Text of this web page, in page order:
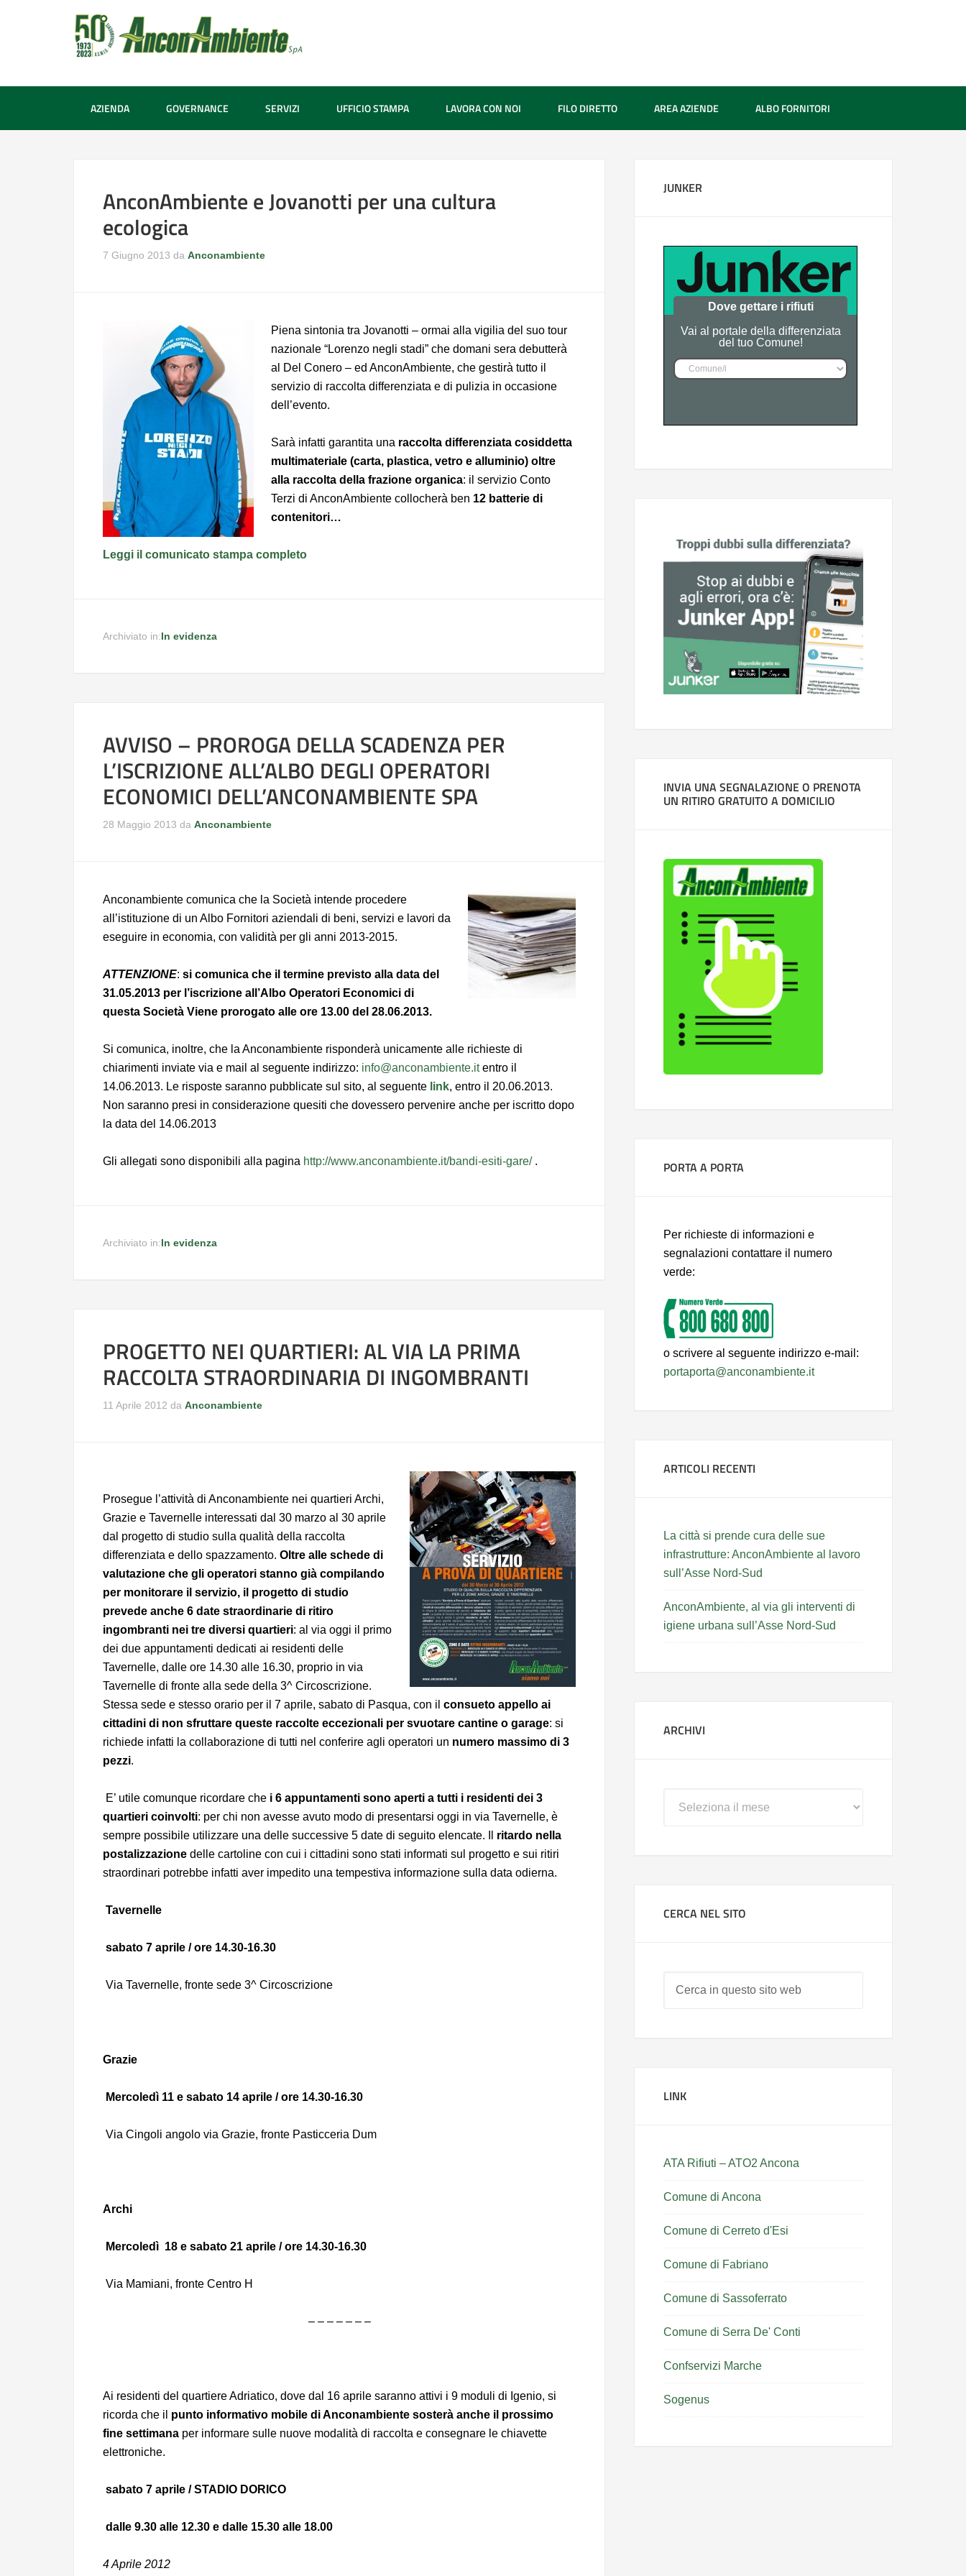
AZIENDA GOVERNANCE SERVIZI UFFICIO STAMPA LAVORA CON NOI FILO DIRETTO AREA AZIENDE ALBO FORNITORI
AnconAmbiente e Jovanotti per una cultura
ecologica
7 Giugno 2013 da Anconambiente
Piena sintonia tra Jovanotti – ormai alla vigilia del suo tour
nazionale “Lorenzo negli stadi” che domani sera debutterà
al Del Conero – ed AnconAmbiente, che gestirà tutto il
servizio di raccolta differenziata e di pulizia in occasione
dell’evento.
Sarà infatti garantita una raccolta differenziata cosiddetta
multimateriale (carta, plastica, vetro e alluminio) oltre
alla raccolta della frazione organica: il servizio Conto
Terzi di AnconAmbiente collocherà ben 12 batterie di
contenitori…
Leggi il comunicato stampa completo
Archiviato in:In evidenza
AVVISO – PROROGA DELLA SCADENZA PER
L’ISCRIZIONE ALL’ALBO DEGLI OPERATORI
ECONOMICI DELL’ANCONAMBIENTE SPA
28 Maggio 2013 da Anconambiente
Anconambiente comunica che la Società intende procedere
all’istituzione di un Albo Fornitori aziendali di beni, servizi e lavori da
eseguire in economia, con validità per gli anni 2013-2015.
ATTENZIONE: si comunica che il termine previsto alla data del
31.05.2013 per l’iscrizione all’Albo Operatori Economici di
questa Società Viene prorogato alle ore 13.00 del 28.06.2013.
Si comunica, inoltre, che la Anconambiente risponderà unicamente alle richieste di
chiarimenti inviate via e mail al seguente indirizzo: info@anconambiente.itentro il
14.06.2013. Le risposte saranno pubblicate sul sito, al seguente link, entro il 20.06.2013.
Non saranno presi in considerazione quesiti che dovessero pervenire anche per iscritto dopo
la data del 14.06.2013
Gli allegati sono disponibili alla pagina http://www.anconambiente.it/bandi-esiti-gare/.
Archiviato in:In evidenza
PROGETTO NEI QUARTIERI: AL VIA LA PRIMA
RACCOLTA STRAORDINARIA DI INGOMBRANTI
11 Aprile 2012 da Anconambiente
Prosegue l’attività di Anconambiente nei quartieri Archi,
Grazie e Tavernelle interessati dal 30 marzo al 30 aprile
dal progetto di studio sulla qualità della raccolta
differenziata e dello spazzamento. Oltre alle schede di
valutazione che gli operatori stanno già compilando
per monitorare il servizio, il progetto di studio
prevede anche 6 date straordinarie di ritiro
ingombranti nei tre diversi quartieri: al via oggi il primo
dei due appuntamenti dedicati ai residenti delle
Tavernelle, dalle ore 14.30 alle 16.30, proprio in via
Tavernelle di fronte alla sede della 3^ Circoscrizione.
Stessa sede e stesso orario per il 7 aprile, sabato di Pasqua, con il consueto appello ai
cittadini di non sfruttare queste raccolte eccezionali per svuotare cantine o garage: si
richiede infatti la collaborazione di tutti nel conferire agli operatori un numero massimo di 3
pezzi.
E’ utile comunque ricordare che i 6 appuntamenti sono aperti a tutti i residenti dei 3
quartieri coinvolti: per chi non avesse avuto modo di presentarsi oggi in via Tavernelle, è
sempre possibile utilizzare una delle successive 5 date di seguito elencate. Il ritardo nella
postalizzazione delle cartoline con cui i cittadini sono stati informati sul progetto e sui ritiri
straordinari potrebbe infatti aver impedito una tempestiva informazione sulla data odierna.
Tavernelle
sabato 7 aprile / ore 14.30-16.30
Via Tavernelle, fronte sede 3^ Circoscrizione
Grazie
Mercoledì 11 e sabato 14 aprile / ore 14.30-16.30
Via Cingoli angolo via Grazie, fronte Pasticceria Dum
Archi
Mercoledì 18 e sabato 21 aprile / ore 14.30-16.30
Via Mamiani, fronte Centro H
– – – – – – –
Ai residenti del quartiere Adriatico, dove dal 16 aprile saranno attivi i 9 moduli di Igenio, si
ricorda che il punto informativo mobile di Anconambiente sosterà anche il prossimo
fine settimana per informare sulle nuove modalità di raccolta e consegnare le chiavette
elettroniche.
sabato 7 aprile / STADIO DORICO
dalle 9.30 alle 12.30 e dalle 15.30 alle 18.00
4 Aprile 2012
JUNKER
Dove gettare i rifiuti
Vai al portale della differenziata
del tuo Comune!
INVIA UNA SEGNALAZIONE O PRENOTA
UN RITIRO GRATUITO A DOMICILIO
PORTA A PORTA
Per richieste di informazioni e
segnalazioni contattare il numero
verde:
o scrivere al seguente indirizzo e-mail:
portaporta@anconambiente.it
ARTICOLI RECENTI
La città si prende cura delle sue
infrastrutture: AnconAmbiente al lavoro
sull’Asse Nord-Sud
AnconAmbiente, al via gli interventi di
igiene urbana sull’Asse Nord-Sud
ARCHIVI
CERCA NEL SITO
LINK
ATA Rifiuti – ATO2 Ancona
Comune di Ancona
Comune di Cerreto d'Esi
Comune di Fabriano
Comune di Sassoferrato
Comune di Serra De' Conti
Confservizi Marche
Sogenus